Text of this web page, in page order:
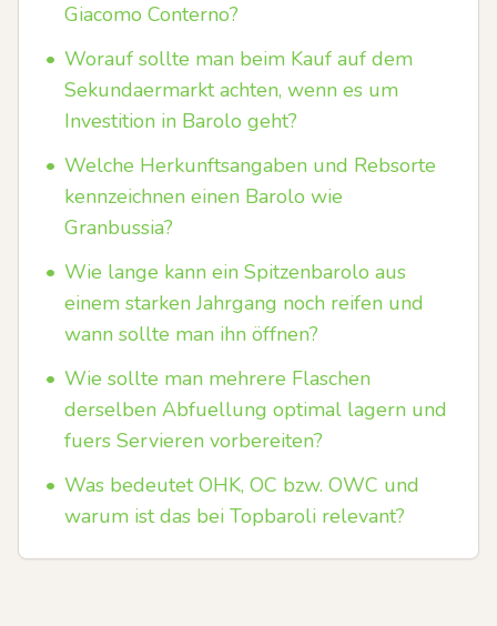
Giacomo Conterno?
• Worauf sollte man beim Kauf auf dem
Sekundaermarkt achten, wenn es um
Investition in Barolo geht?
• Welche Herkunftsangaben und Rebsorte
kennzeichnen einen Barolo wie
Granbussia?
• Wie lange kann ein Spitzenbarolo aus
einem starken Jahrgang noch reifen und
wann sollte man ihn öffnen?
• Wie sollte man mehrere Flaschen
derselben Abfuellung optimal lagern und
fuers Servieren vorbereiten?
• Was bedeutet OHK, OC bzw. OWC und
warum ist das bei Topbaroli relevant?